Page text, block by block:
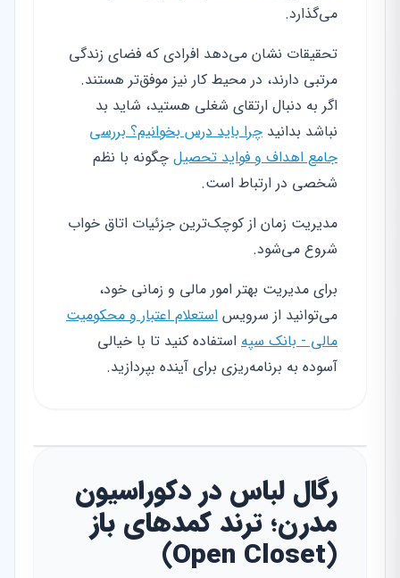
می‌گذارد.
تحقیقات نشان می‌دهد افرادی که فضای زندگی
مرتبی دارند، در محیط کار نیز موفق‌تر هستند.
اگر به دنبال ارتقای شغلی هستید، شاید بد
نباشد بدانید چرا باید درس بخوانیم؟ بررسی
جامع اهداف و فواید تحصیل چگونه با نظم
شخصی در ارتباط است.
مدیریت زمان از کوچک‌ترین جزئیات اتاق خواب
شروع می‌شود.
برای مدیریت بهتر امور مالی و زمانی خود،
می‌توانید از سرویس استعلام اعتبار و محکومیت
مالی - بانک سپه استفاده کنید تا با خیالی
آسوده به برنامه‌ریزی برای آینده بپردازید.
رگال لباس در دکوراسیون
مدرن؛ ترند کمد‌های باز
(Open Closet)